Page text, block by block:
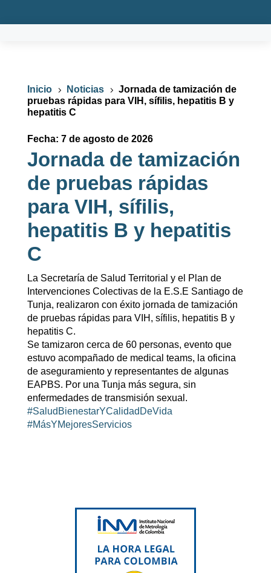
Inicio 5 Noticias 5 Jornada de tamización de
pruebas rápidas para VIH, sífilis, hepatitis B y
hepatitis C
Fecha: 7 de agosto de 2026
Jornada de tamización
de pruebas rápidas
para VIH, sífilis,
hepatitis B y hepatitis
C
La Secretaría de Salud Territorial y el Plan de
Intervenciones Colectivas de la E.S.E Santiago de
Tunja, realizaron con éxito jornada de tamización
de pruebas rápidas para VIH, sífilis, hepatitis B y
hepatitis C.
Se tamizaron cerca de 60 personas, evento que
estuvo acompañado de medical teams, la oficina
de aseguramiento y representantes de algunas
EAPBS. Por una Tunja más segura, sin
enfermedades de transmisión sexual.
#SaludBienestarYCalidadDeVida
#MásYMejoresServicios